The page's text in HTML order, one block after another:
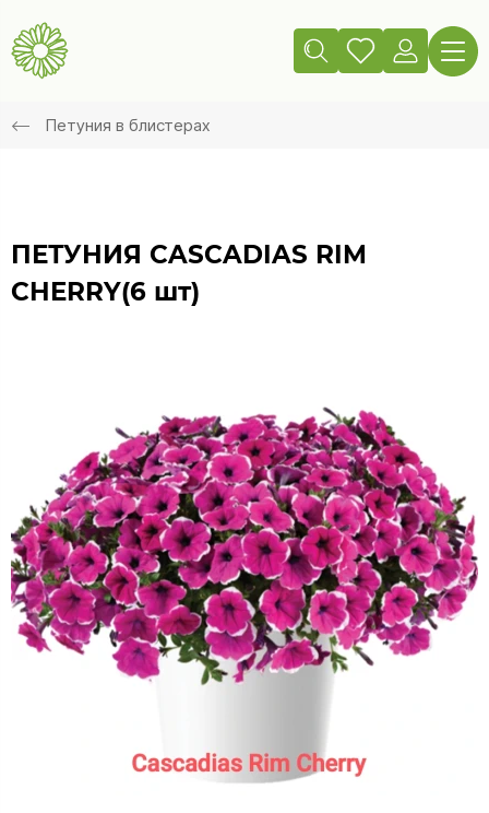
Петуния в блистерах
ПЕТУНИЯ CASCADIAS RIM
CHERRY(6 шт)